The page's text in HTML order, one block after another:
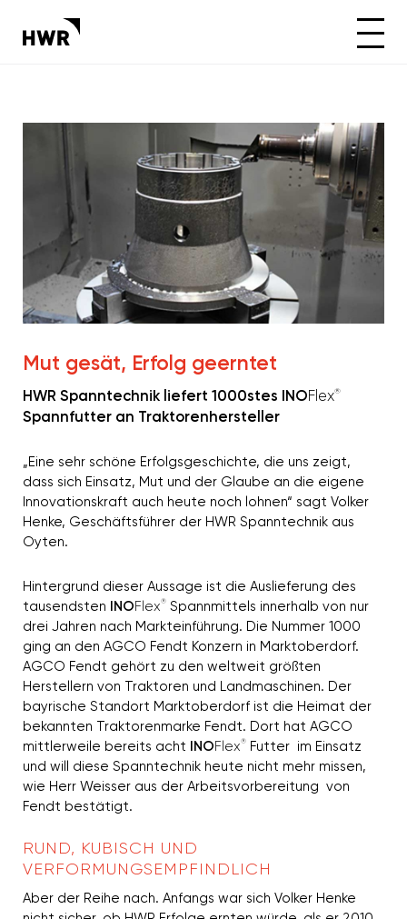
Mut gesät, Erfolg geerntet
HWR Spanntechnik liefert 1000stes INOFlex®
Spannfutter an Traktorenhersteller
„Eine sehr schöne Erfolgsgeschichte, die uns zeigt,
dass sich Einsatz, Mut und der Glaube an die eigene
Innovationskraft auch heute noch lohnen“ sagt Volker
Henke, Geschäftsführer der HWR Spanntechnik aus
Oyten.
Hintergrund dieser Aussage ist die Auslieferung des
tausendsten
INOFlex® Spannmittels innerhalb von nur
drei Jahren nach Markteinführung. Die Nummer 1000
ging an den AGCO Fendt Konzern in Marktoberdorf.
AGCO Fendt gehört zu den weltweit größten
Herstellern von Traktoren und Landmaschinen. Der
bayrische Standort Marktoberdorf ist die Heimat der
bekannten Traktorenmarke Fendt. Dort hat AGCO
mittlerweile bereits acht
INOFlex®
Futter im Einsatz
und will diese Spanntechnik heute nicht mehr missen,
wie Herr Weisser aus der Arbeitsvorbereitung von
Fendt bestätigt.
RUND, KUBISCH UND
VERFORMUNGSEMPFINDLICH
Aber der Reihe nach. Anfangs war sich Volker Henke